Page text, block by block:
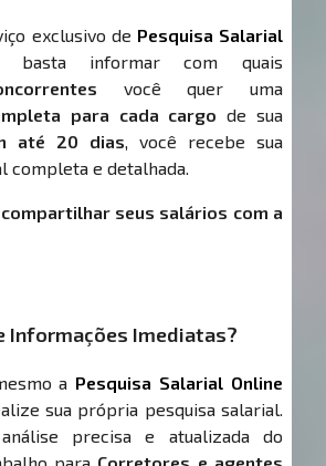
exclusivo de Pesquisa Salarial
basta informar com quais
você quer uma
para cada cargo de sua
até 20 dias, você recebe sua
completa e detalhada.
seus salários com a
Informações Imediatas?
a Pesquisa Salarial Online
sua própria pesquisa salarial.
precisa e atualizada do